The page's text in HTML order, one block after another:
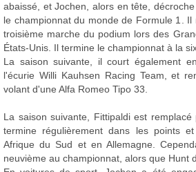
abaissé, et Jochen, alors en tête,
le championnat du monde de Formule 1.
troisième marche du podium lors des
États-Unis. Il termine le championnat à la
La saison suivante, il court également
l'écurie Willi Kauhsen Racing Team, et
volant d'une Alfa Romeo Tipo 33.
La saison suivante, Fittipaldi est
termine régulièrement dans les points
Afrique du Sud et en Allemagne.
neuvième au championnat, alors que Hunt